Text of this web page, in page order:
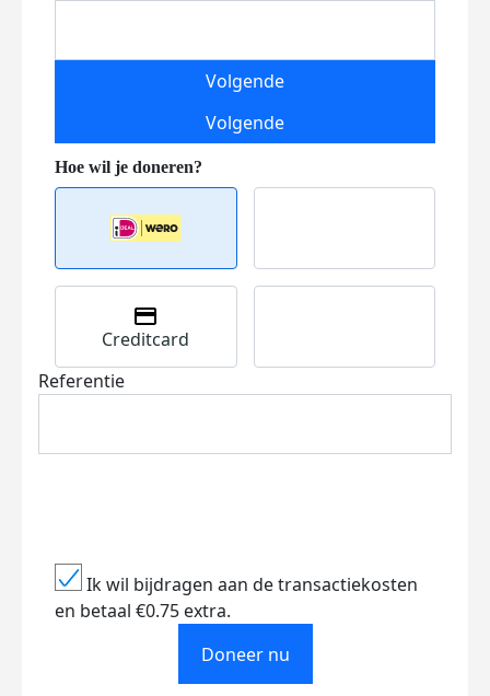
Volgende
Volgende
Creditcard
Referentie
Ik wil bijdragen aan de transactiekosten
en betaal €0.75 extra.
Doneer nu